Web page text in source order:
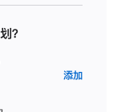
？
添加